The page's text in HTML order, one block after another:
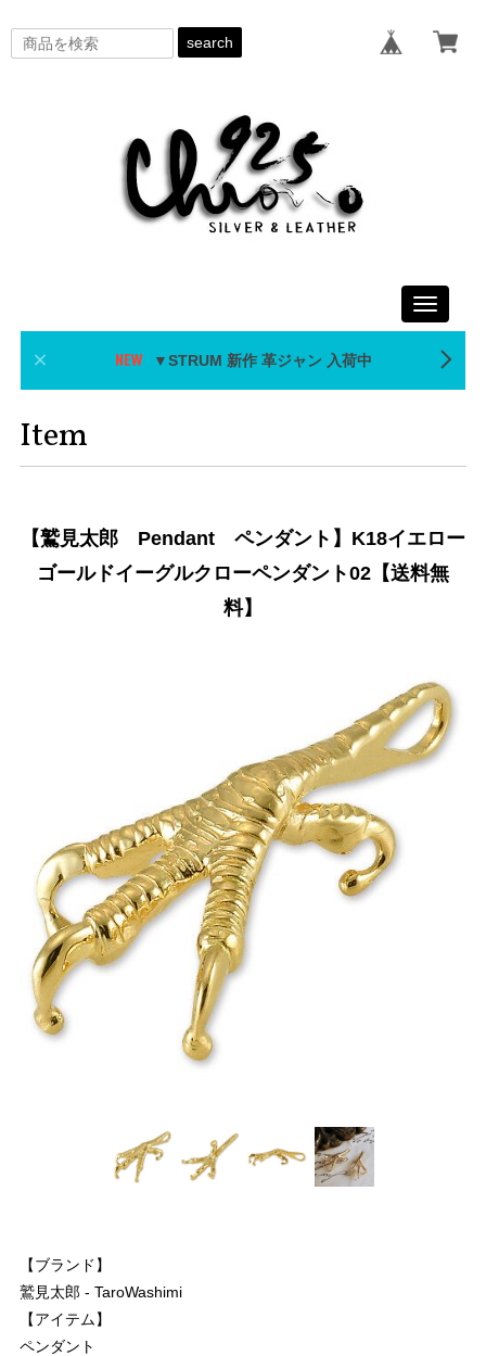
search
Toggle
▼STRUM 新作 革ジャン 入荷中
Item
【鷲見太郎 Pendant ペンダント】K18イエロー
ゴールドイーグルクローペンダント02【送料無
料】
【ブランド】
鷲見太郎 - TaroWashimi
【アイテム】
ペンダント